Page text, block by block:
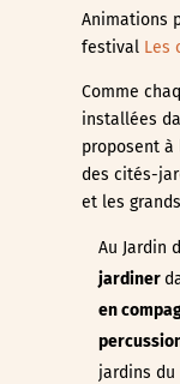
Animations
festival Les
Comme
installées
proposent à
des cités-
et les
Au Jardin
jardiner
en
jardins du